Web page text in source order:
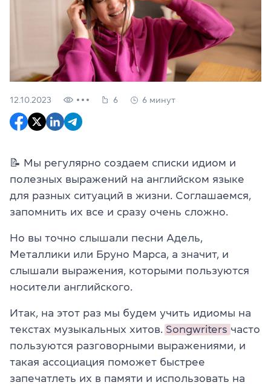
12.10.2023 6 6 минут
📝 Мы регулярно создаем списки идиом и
полезных выражений на английском языке
для разных ситуаций в жизни. Соглашаемся,
запомнить их все и сразу очень сложно.
Но вы точно слышали песни Адель,
Металлики или Бруно Марса, а значит, и
слышали выражения, которыми пользуются
носители английского.
Итак, на этот раз мы будем учить идиомы на
текстах музыкальных хитов. Songwriters часто
пользуются разговорными выражениями, и
такая ассоциация поможет быстрее
запечатлеть их в памяти и использовать на